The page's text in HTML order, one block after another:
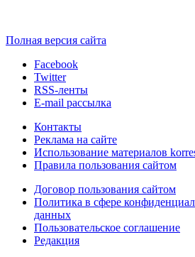
Полная версия сайта
Facebook
Twitter
RSS-ленты
E-mail рассылка
Контакты
Реклама на сайте
Использование материалов
Правила пользования сайтом
Договор пользования сайтом
Политика в сфере
данных
Пользовательское соглашение
Редакция